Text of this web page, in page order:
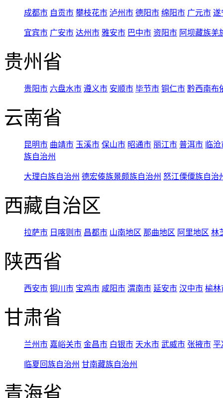
成都市 自贡市 攀枝花市 泸州市 德阳市 绵阳市 广元市 遂
宜宾市 广安市 达州市 雅安市 巴中市 资阳市 阿坝藏族羌
贵州省
贵阳市 六盘水市 遵义市 安顺市 毕节市 铜仁市 黔西南布
云南省
昆明市 曲靖市 玉溪市 保山市 昭通市 丽江市 普洱市 临
族自治州
大理白族自治州 德宏傣族景颇族自治州 怒江傈僳族自治
西藏自治区
拉萨市 日喀则市 昌都市 山南地区 那曲地区 阿里地区 林
陕西省
西安市 铜川市 宝鸡市 咸阳市 渭南市 延安市 汉中市 榆林
甘肃省
兰州市 嘉峪关市 金昌市 白银市 天水市 武威市 张掖市 平
临夏回族自治州 甘南藏族自治州
青海省